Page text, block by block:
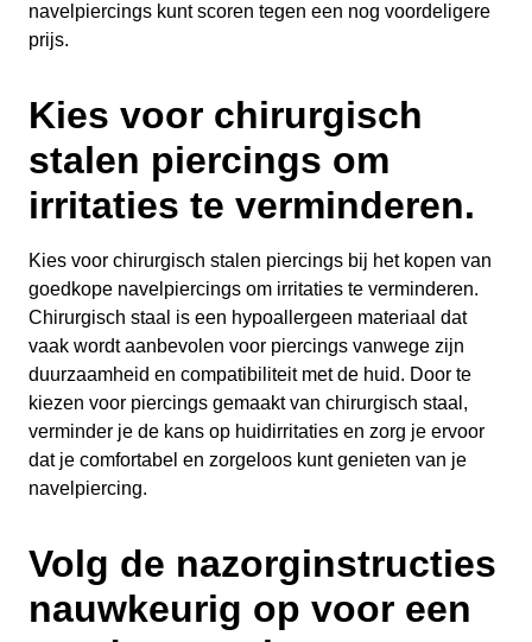
navelpiercings kunt scoren tegen een nog voordeligere
prijs.
Kies voor chirurgisch
stalen piercings om
irritaties te verminderen.
Kies voor chirurgisch stalen piercings bij het kopen van
goedkope navelpiercings om irritaties te verminderen.
Chirurgisch staal is een hypoallergeen materiaal dat
vaak wordt aanbevolen voor piercings vanwege zijn
duurzaamheid en compatibiliteit met de huid. Door te
kiezen voor piercings gemaakt van chirurgisch staal,
verminder je de kans op huidirritaties en zorg je ervoor
dat je comfortabel en zorgeloos kunt genieten van je
navelpiercing.
Volg de nazorginstructies
nauwkeurig op voor een